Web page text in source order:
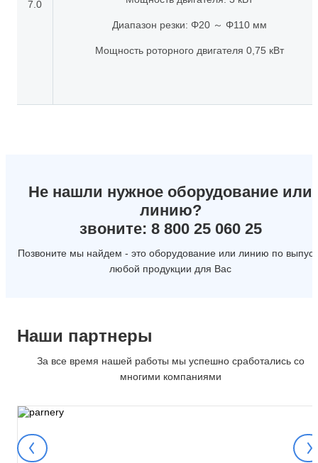
7.0
Диапазон резки: Φ20 ～ Φ110 мм
Мощность роторного двигателя 0,75 кВт
Не нашли нужное оборудование или
линию?
звоните: 8 800 25 060 25
Позвоните мы найдем - это оборудование или линию по
любой продукции для Вас
Наши партнеры
За все время нашей работы мы успешно сработались со
многими компаниями